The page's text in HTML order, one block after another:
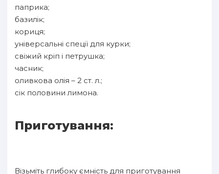
паприка;
базилік;
кориця;
універсальні спеції для курки;
свіжий кріп і петрушка;
часник;
оливкова олія – 2 ст. л.;
сік половини лимона.
Приготування:
Візьміть глибоку ємність для приготування